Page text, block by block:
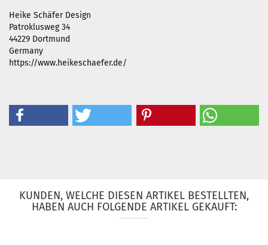
Heike Schäfer Design
Patroklusweg 34
44229 Dortmund
Germany
https://www.heikeschaefer.de/
KUNDEN, WELCHE DIESEN ARTIKEL BESTELLTEN,
HABEN AUCH FOLGENDE ARTIKEL GEKAUFT: